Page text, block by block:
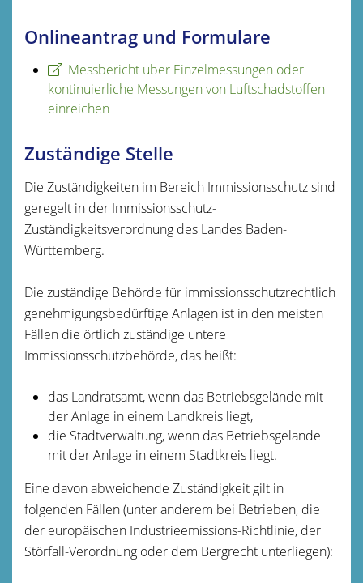
Onlineantrag und Formulare
Messbericht über Einzelmessungen oder
kontinuierliche Messungen von Luftschadstoffen
einreichen
Zuständige Stelle
Die Zuständigkeiten im Bereich Immissionsschutz sind
geregelt in der Immissionsschutz-
Zuständigkeitsverordnung des Landes Baden-
Württemberg.
Die zuständige Behörde für immissionsschutzrechtlich
genehmigungsbedürftige Anlagen ist in den meisten
Fällen die örtlich zuständige untere
Immissionsschutzbehörde, das heißt:
das Landratsamt, wenn das Betriebsgelände mit
der Anlage in einem Landkreis liegt,
die Stadtverwaltung, wenn das Betriebsgelände
mit der Anlage in einem Stadtkreis liegt.
Eine davon abweichende Zuständigkeit gilt in
folgenden Fällen (unter anderem bei Betrieben, die
der europäischen Industrieemissions-Richtlinie, der
Störfall-Verordnung oder dem Bergrecht unterliegen):